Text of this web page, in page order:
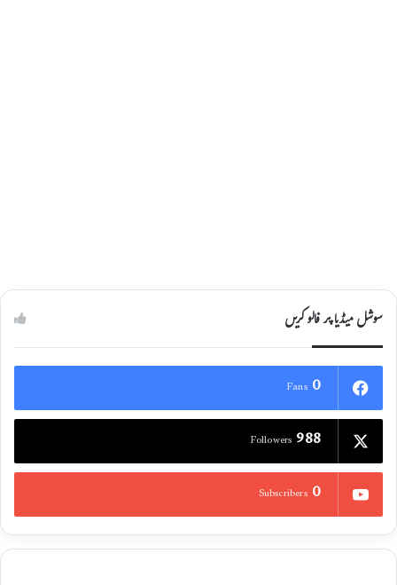
سوشل میڈیا پر فالو کریں
0
Fans
988
Followers
0
Subscribers